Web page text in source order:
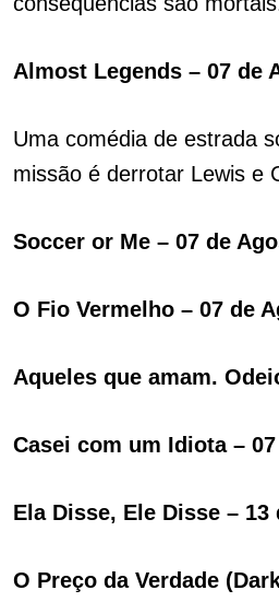
Almost Legends – 07 de
Uma comédia de estrada
missão é derrotar Lewis e
Soccer or Me – 07 de
O Fio Vermelho – 07 de
Aqueles que amam.
Casei com um Idiota –
Ela Disse, Ele Disse – 13
O Preço da Verdade